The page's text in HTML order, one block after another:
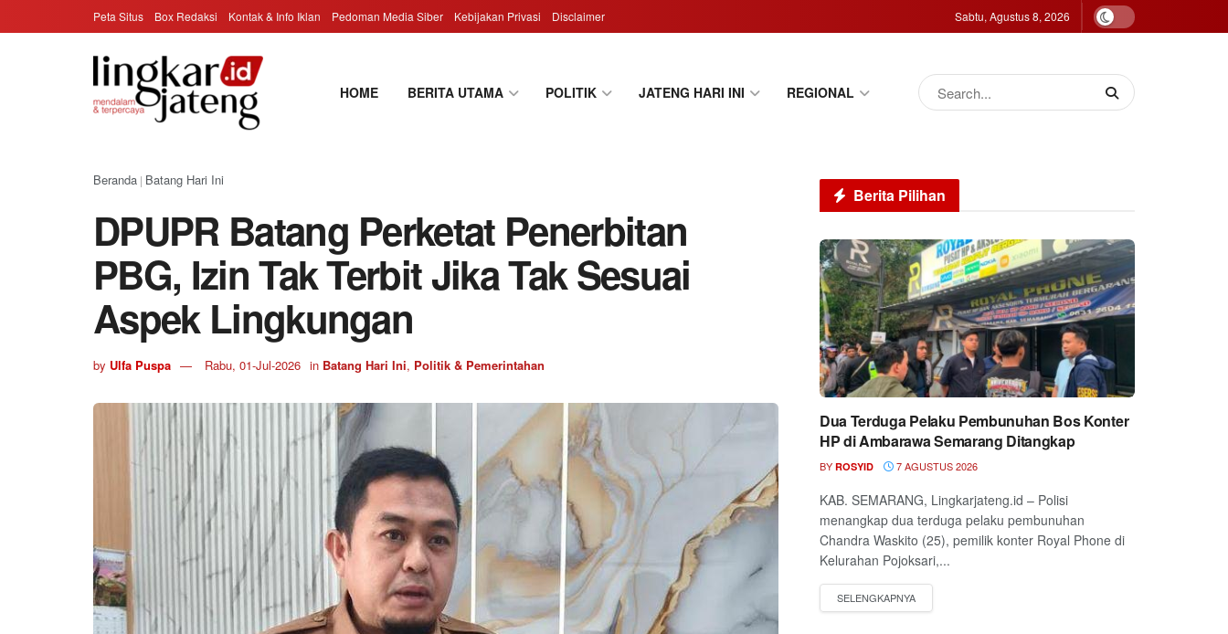
Peta Situs Box Redaksi Kontak & Info Iklan Pedoman Media Siber Kebijakan Privasi Disclaimer Sabtu, Agustus 8, 2026
HOME BERITA UTAMA POLITIK JATENG HARI INI REGIONAL
Beranda | Batang Hari Ini
DPUPR Batang Perketat Penerbitan
PBG, Izin Tak Terbit Jika Tak Sesuai
Aspek Lingkungan
by Ulfa Puspa Rabu, 01-Jul-2026 in Batang Hari Ini, Politik & Pemerintahan
Berita Pilihan
Dua Terduga Pelaku Pembunuhan Bos Konter
HP di Ambarawa Semarang Ditangkap
BY ROSYID 7 AGUSTUS 2026
KAB. SEMARANG, Lingkarjateng.id – Polisi
menangkap dua terduga pelaku pembunuhan
Chandra Waskito (25), pemilik konter Royal Phone di
Kelurahan Pojoksari,...